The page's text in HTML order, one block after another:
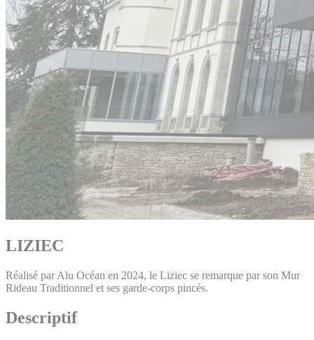
LIZIEC
Réalisé par Alu Océan en 2024, le Liziec se remarque par son Mur
Rideau Traditionnel et ses garde-corps pincés.
Descriptif